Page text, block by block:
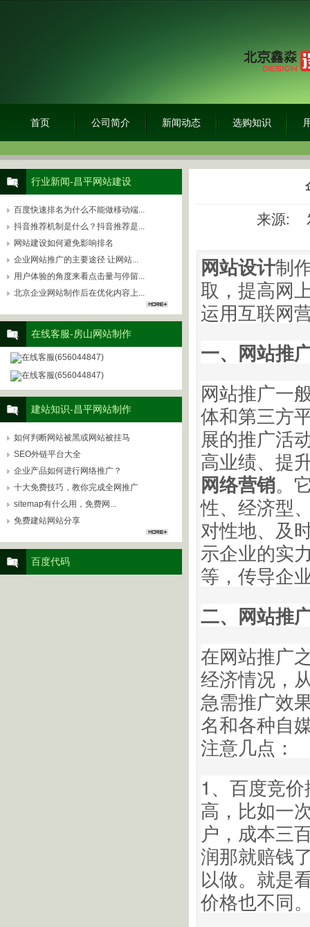
首页 公司简介 新闻动态 选购知识
来源:
网站设计制
取，提高网
运用互联网
一、 网站推
网站推广一
体和第三方
展的推广活
高业绩、提
网络营销。
性、经济型
对性地、及
示企业的实
等，传导企
二、网站推
在网站推广
经济情况，
急需推广效
名和各种自
注意几点：
1、百度竞
高，比如一
户，成本三
润那就赔钱
以做。就是
价格也不同
行业新闻-昌平网站建设
百度快速排名为什么不能做移动端...
抖音推荐机制是什么？抖音推荐是...
网站建设如何避免影响排名
企业网站推广的主要途径 让网站...
用户体验的角度来看点击量与停留...
北京企业网站制作后在优化内容上...
在线客服-房山网站制作
在线客服(656044847)
在线客服(656044847)
建站知识-昌平网站制作
如何判断网站被黑或网站被挂马
SEO外链平台大全
企业产品如何进行网络推广？
十大免费技巧，教你完成全网推广
sitemap有什么用，免费网...
免费建站网站分享
百度代码